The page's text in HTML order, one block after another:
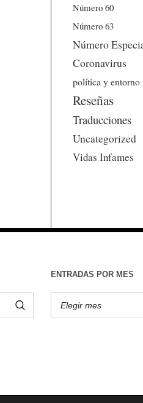
Número 60
Número 63
Número
Coronavirus
política y entorno
Reseñas
Traducciones
Uncategorized
Vidas Infames
ENTRADAS POR MES